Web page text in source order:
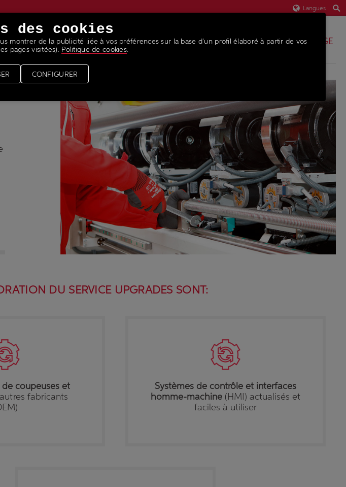
Langues
REJOINS NOTRE ÉQUIPE PIÈCES DE RECHANGE
DU SERVICE UPGRADES SONT:
coupeuses et
fabricants
Systèmes de contrôle et interfaces
homme-machine(HMI) actualisés et
faciles à utiliser
des cookies
montrer de la publicité liée à vos préférences sur la base d’un profil élaboré à partir de vos
pages visitées). Politique de cookies.
CONFIGURER